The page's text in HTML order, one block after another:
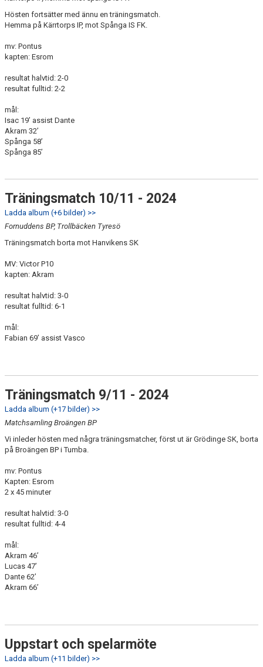
Hösten fortsätter med ännu en träningsmatch.
Hemma på Kärrtorps IP, mot Spånga IS FK.
mv: Pontus
kapten: Esrom
resultat halvtid: 2-0
resultat fulltid: 2-2
mål:
Isac 19’ assist Dante
Akram 32’
Spånga 58’
Spånga 85’
Träningsmatch 10/11 - 2024
Ladda album (+6 bilder) >>
Fornuddens BP, Trollbäcken Tyresö
Träningsmatch borta mot Hanvikens SK
MV: Victor P10
kapten: Akram
resultat halvtid: 3-0
resultat fulltid: 6-1
mål:
Fabian 69’ assist Vasco
Träningsmatch 9/11 - 2024
Ladda album (+17 bilder) >>
Matchsamling Broängen BP
Vi inleder hösten med några träningsmatcher, först ut är Grödinge SK, borta
på Broängen BP i Tumba.
mv: Pontus
Kapten: Esrom
2 x 45 minuter
resultat halvtid: 3-0
resultat fulltid: 4-4
mål:
Akram 46’
Lucas 47’
Dante 62’
Akram 66’
Uppstart och spelarmöte
Ladda album (+11 bilder) >>